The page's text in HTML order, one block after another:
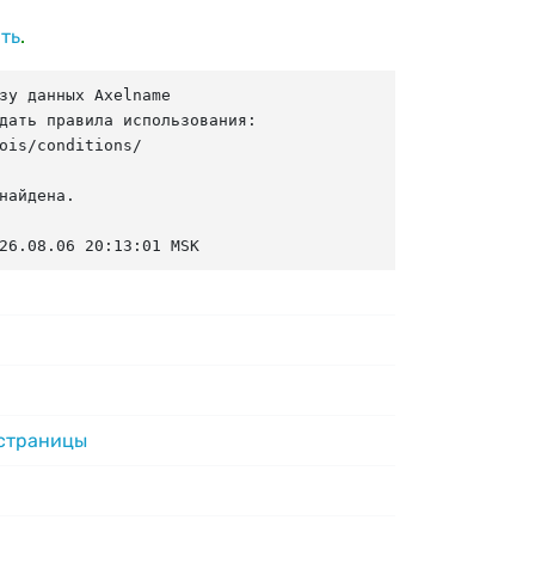
.
данных Axelname
правила использования:
conditions/
20:13:01 MSK